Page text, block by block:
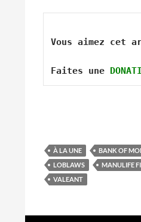
Vous aimez cet
Faites une
À LA UNE BANK OF
LOBLAWS
MANULIFE
VALEANT